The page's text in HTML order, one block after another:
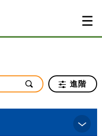
進階